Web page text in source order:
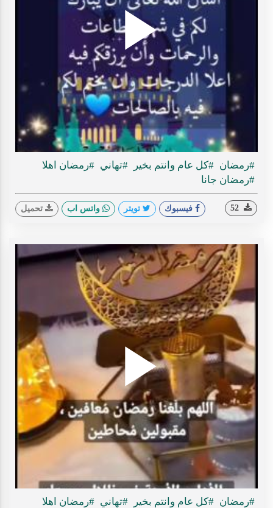
Play
#رمضان #كل عام وانتم بخير #تهاني #رمضان اهلا
#رمضان جانا
فيسبوك تويتر واتس اب تحميل
Play
#رمضان #كل عام وانتم بخير #تهاني #رمضان اهلا